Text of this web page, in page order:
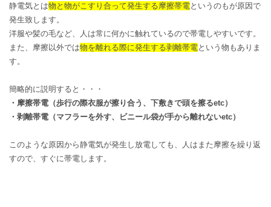
静電気とは物と物がこすり合って発生する摩擦帯電というのもが原因で
発生致します。
洋服や髪の毛など、人は常に何かに触れているので帯電しやすいです。
また、摩擦以外では物を離れる際に発生する剥離帯電と いう物もありま
す。
簡略的に説明すると・・・
・摩擦帯電（歩行の際衣服が擦り合う、下敷きで頭を擦るetc）
・剥離帯電（マフラーを外す、ビニール袋が手から離れないetc）
このような原因から静電気が発生し放電しても、人はまた摩擦を繰り返
すので、すぐに帯電します。